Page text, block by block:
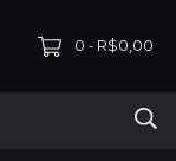
0 - R$0,00